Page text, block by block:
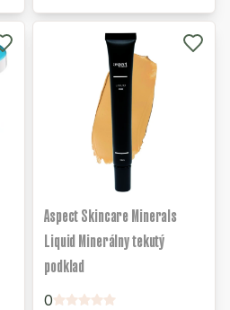
Aspect Skincare Minerals
Liquid Minerálny tekutý
podklad
0